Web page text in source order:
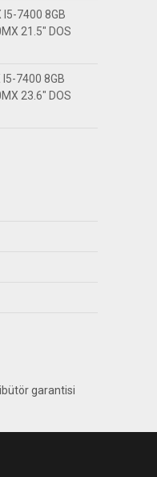
I5-7400 8GB
21.5″ DOS
I5-7400 8GB
23.6″ DOS
garantisi